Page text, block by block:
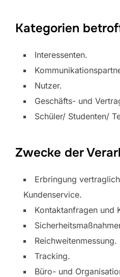
Kategorien
Interessenten.
Nutzer.
Geschäfts- und
Schüler/ Studenten/
Zwecke der
Erbringung
Kundenservice.
Kontaktanfragen und
Reichweitenmessung.
Tracking.
Büro- und